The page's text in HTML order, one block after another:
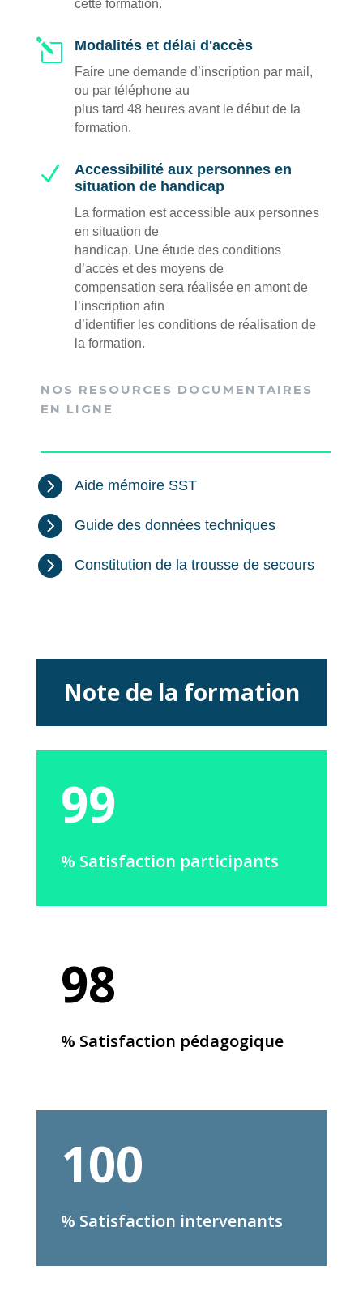
cette formation.
l Modalités et délai d'accès
Faire une demande d’inscription par mail,
ou par téléphone au
plus tard 48 heures avant le début de la
formation.
N
Accessibilité aux personnes en
situation de handicap
La formation est accessible aux personnes
en situation de
handicap. Une étude des conditions
d’accès et des moyens de
compensation sera réalisée en amont de
l’inscription afin
d’identifier les conditions de réalisation de
la formation.
NOS RESOURCES DOCUMENTAIRES
EN LIGNE
 Aide mémoire SST
 Guide des données techniques
 Constitution de la trousse de secours
Note de la formation
99
% Satisfaction participants
98
% Satisfaction pédagogique
100
% Satisfaction intervenants